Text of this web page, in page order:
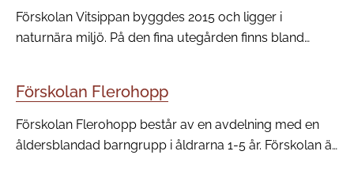
Förskolan Vitsippan byggdes 2015 och ligger i
naturnära miljö. På den fina utegården finns bland
Förskolan Flerohopp
Förskolan Flerohopp består av en avdelning med en
åldersblandad barngrupp i åldrarna 1-5 år. Förskolan är